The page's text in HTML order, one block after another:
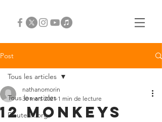
Post
Tous les articles
Douteux.org
Tous les articles
12 Monkeys
nathanomorin
30 mars 2021 1 min de lecture